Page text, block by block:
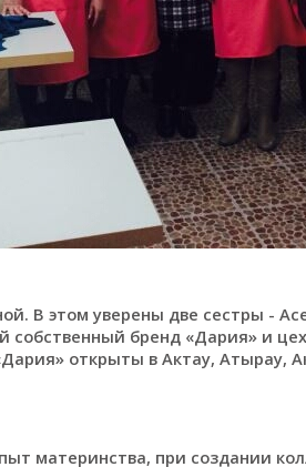
В этом уверены две сестры -
собственный бренд «Дария» и
открыты в Актау, Атырау,
материнства, при создании